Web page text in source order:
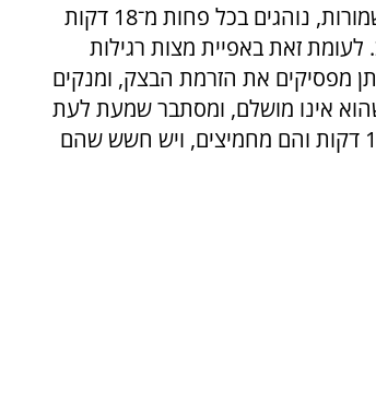
גם בשעת הלישה יש הבדל משמעותי ביניהן. כשאופים מצות שמורות, נוהגים בכל פחות מ־18 דקות
זאת באפיית מצות רגילות
מפסיקים את הזרמת הבצק, ומנקים
אינו מושלם, ומסתבר שמעת לעת
נשארים בחריצי המכונה חלקיקי חמץ שעברו עליהם יותר מ־18 דקות והם מחמיצים, ויש חשש שהם